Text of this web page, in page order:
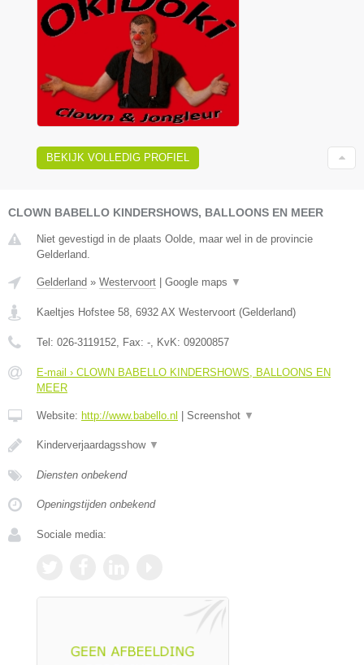
BEKIJK VOLLEDIG PROFIEL
CLOWN BABELLO KINDERSHOWS, BALLOONS EN MEER
Niet gevestigd in de plaats Oolde, maar wel in de provincie
Gelderland.
Gelderland » Westervoort | Google maps ▼
Kaeltjes Hofstee 58 6932 AX Westervoort (Gelderland)
Tel: 026-3119152 , Fax: - , KvK: 09200857
E-mail › CLOWN BABELLO KINDERSHOWS, BALLOONS EN
MEER
Website: http://www.babello.nl | Screenshot ▼
Kinderverjaardagsshow ▼
Diensten onbekend
Openingstijden onbekend
Sociale media: